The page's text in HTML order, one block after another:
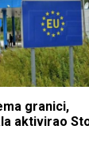
granici,
aktivirao